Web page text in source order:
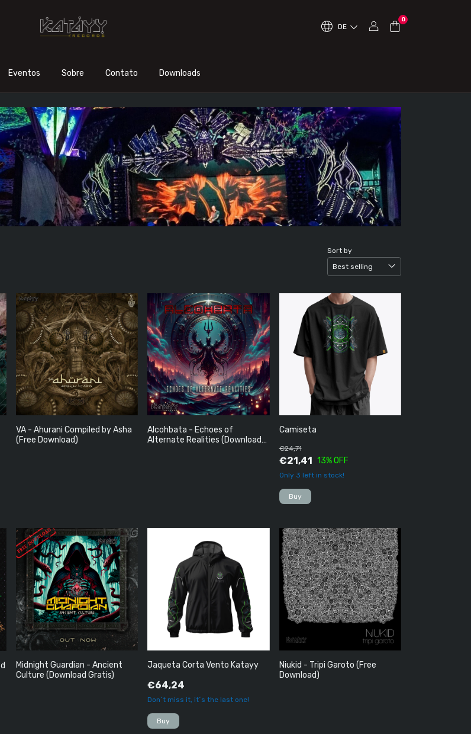
DE
0
Eventos Sobre Contato Downloads
Sort by
VA - Ahurani Compiled by Asha
(Free Download)
Alcohbata - Echoes of
Alternate Realities (Download
Camiseta
€21,41
€24,71
13% OFF
Only 3 left in stock!
Buy
Midnight Guardian - Ancient
Culture (Download Gratis)
Jaqueta Corta Vento Katayy
€64,24
Don´t miss it, it´s the last one!
Buy
Niukid - Tripi Garoto (Free
Download)